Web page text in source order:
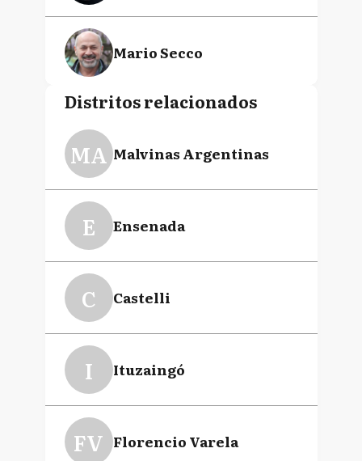
Mario Secco
Julio Zamora
Pablo Catriel Descalzo
Jorge Horacio Ferraresi
Fernando Adrián
Distritos relacionados
MA Malvinas Argentinas
E Ensenada
C Castelli
I Ituzaingó
FV Florencio Varela